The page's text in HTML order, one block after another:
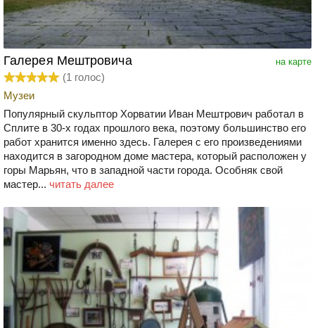
на карте
Галерея Мештровича
(1 голос)
Музеи
Популярный скульптор Хорватии Иван Мештрович работал в
Сплите в 30-х годах прошлого века, поэтому большинство его
работ хранится именно здесь. Галерея с его произведениями
находится в загородном доме мастера, который расположен у
горы Марьян, что в западной части города. Особняк свой
мастер... читать далее